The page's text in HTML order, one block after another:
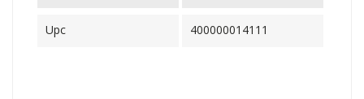
Upc 400000014111